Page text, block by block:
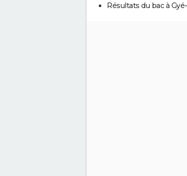
Résultats du bac à